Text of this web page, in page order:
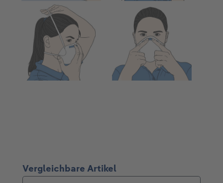
Produktgalerie überspringen
Vergleichbare Artikel